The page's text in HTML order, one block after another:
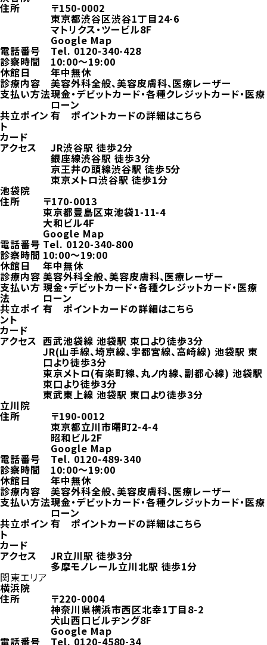
住所 〒150-0002
東京都渋谷区渋谷1丁目24-6
マトリクス・ツービル8F
Google Map
電話番号 Tel.0120-340-428
診察時間 10:00～19:00
休館日 年中無休
診療内容 美容外科全般、美容皮膚科、医療レーザー
支払い方法現金・デビットカード・各種クレジットカード・医療
ローン
共立ポイン
ト
カード
有 ポイントカードの詳細はこちら
アクセス JR渋谷駅 徒歩2分
銀座線渋谷駅 徒歩3分
京王井の頭線渋谷駅 徒歩5分
東京メトロ渋谷駅 徒歩1分
池袋院
住所 〒170-0013
東京都豊島区東池袋1-11-4
大和ビル4F
Google Map
電話番号 Tel.0120-340-800
診察時間 10:00～19:00
休館日 年中無休
診療内容 美容外科全般、美容皮膚科、医療レーザー
支払い方
法
現金・デビットカード・各種クレジットカード・医療
ローン
共立ポイ
ント
カード
有 ポイントカードの詳細はこちら
アクセス 西武池袋線 池袋駅 東口より徒歩3分
JR(山手線、埼京線、宇都宮線、高崎線) 池袋駅 東
口より徒歩3分
東京メトロ(有楽町線、丸ノ内線、副都心線) 池袋駅
東口より徒歩3分
東武東上線 池袋駅 東口より徒歩3分
立川院
住所 〒190-0012
東京都立川市曙町2-4-4
昭和ビル2F
Google Map
電話番号 Tel.0120-489-340
診察時間 10:00～19:00
休館日 年中無休
診療内容 美容外科全般、美容皮膚科、医療レーザー
支払い方法現金・デビットカード・各種クレジットカード・医療
ローン
共立ポイン
ト
カード
有 ポイントカードの詳細はこちら
アクセス JR立川駅 徒歩3分
多摩モノレール立川北駅 徒歩1分
関東エリア
横浜院
住所 〒220-0004
神奈川県横浜市西区北幸1丁目8-2
犬山西口ビルヂング8F
Google Map
電話番号 Tel.0120-4580-34